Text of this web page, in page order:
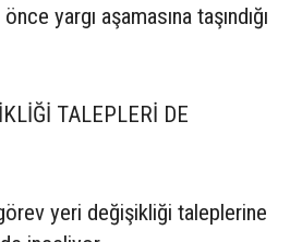
yargı aşamasına taşındığı
TALEPLERİ DE
görev yeri değişikliği taleplerine